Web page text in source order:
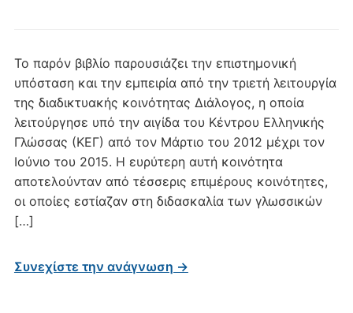
Το παρόν βιβλίο παρουσιάζει την επιστημονική
υπόσταση και την εμπειρία από την τριετή λειτουργία
της διαδικτυακής κοινότητας Διάλογος, η οποία
λειτούργησε υπό την αιγίδα του Κέντρου Ελληνικής
Γλώσσας (ΚΕΓ) από τον Μάρτιο του 2012 μέχρι τον
Ιούνιο του 2015. Η ευρύτερη αυτή κοινότητα
αποτελούνταν από τέσσερις επιμέρους κοινότητες,
οι οποίες εστίαζαν στη διδασκαλία των γλωσσικών
[…]
Συνεχίστε την ανάγνωση →